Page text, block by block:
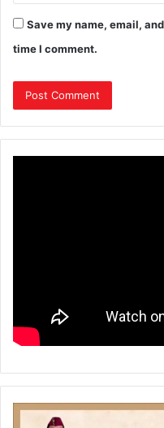
Save my name, email,
time I comment.